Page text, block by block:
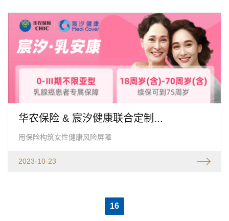
华农保险 & 宸汐健康联合定制...
用保险构筑女性健康风险屏障
2023-10-23
16